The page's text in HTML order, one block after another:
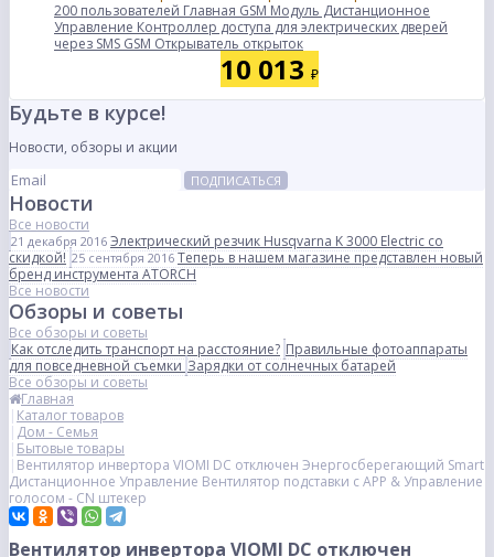
200 пользователей Главная GSM Модуль Дистанционное
Управление Контроллер доступа для электрических дверей
через SMS GSM Открыватель открыток
10 013 ₽
Будьте в курсе!
Новости, обзоры и акции
ПОДПИСАТЬСЯ
Новости
Все новости
21 декабря 2016 Электрический резчик Husqvarna K 3000 Electric со
скидкой! 25 сентября 2016 Теперь в нашем магазине представлен новый
бренд инструмента ATORCH
Все новости
Обзоры и советы
Все обзоры и советы
Как отследить транспорт на расстояние? Правильные фотоаппараты
для повседневной съемкиЗарядки от солнечных батарей
Все обзоры и советы
Главная
Каталог товаров
Дом - Семья
Бытовые товары
Вентилятор инвертора VIOMI DC отключен Энергосберегающий Smart
Дистанционное Управление Вентилятор подставки с APP & Управление
голосом - CN штекер
Вентилятор инвертора VIOMI DC отключен